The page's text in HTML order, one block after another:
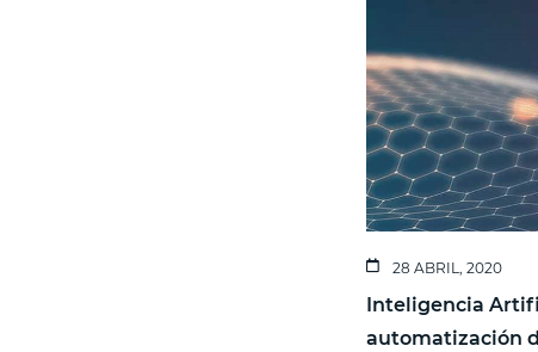
28 ABRIL, 2020
Inteligencia
automatización